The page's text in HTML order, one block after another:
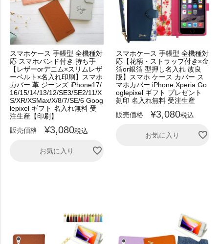
スマホケース 手帳型 全機種対
応 スマホバンド付き 持ち手
【レザーorデニム×スリムレザ
ーベルト×名入れ印刷】スマホ
カバー 革 ジーンズ iPhone17/
16/15/14/13/12/SE3/SE2/11/X
S/XR/XSMax/X/8/7/SE/6 Goog
lepixel ギフト 名入れ無料 受
注生産【印刷】
販売価格
¥3,080税込
お気に入り
スマホケース 手帳型 全機種対
応【花柄・ストラップ付き×金
箔or銀箔 型押し名入れ 改良
版】スマホ ケース カバー ス
マホカバー iPhone Xperia Go
oglepixel ギフト プレゼント
刻印 名入れ無料 受注生産
販売価格
¥3,080税込
お気に入り